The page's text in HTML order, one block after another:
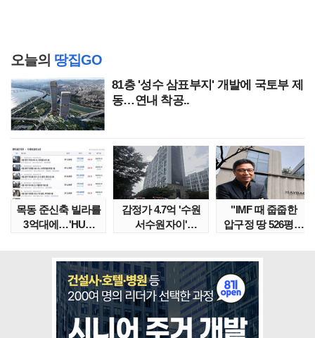
오늘의 땅집GO
81층 '성수 삼표부지' 개발에 국토부 제
동…연내 착공..
목동 준신축 빌라를
3억대에…'HUG
감정가 4.7억 '수원
서수원자이'
"IMF 때 줍줍한
압구정 땅 526평의